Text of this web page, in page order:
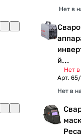
Нет в
й
САИ-
AC/DC
Нет
Арт.
Нет в